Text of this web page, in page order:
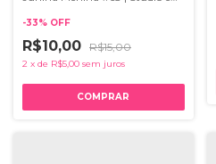
-33% OFF
R$10,00 R$15,00
2 x de R$5,00 sem juros